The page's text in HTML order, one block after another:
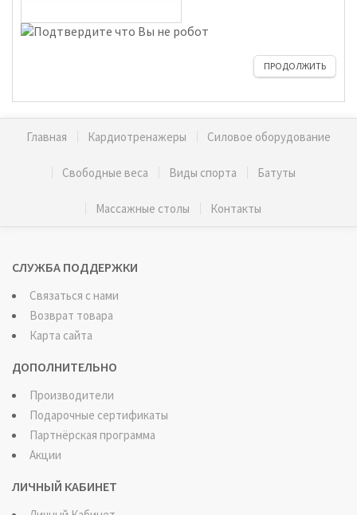
ПРОДОЛЖИТЬ
Главная Кардиотренажеры Силовое оборудование
Свободные веса Виды спорта Батуты
Массажные столы Контакты
СЛУЖБА ПОДДЕРЖКИ
Связаться с нами
Возврат товара
Карта сайта
ДОПОЛНИТЕЛЬНО
Производители
Подарочные сертификаты
Партнёрская программа
Акции
ЛИЧНЫЙ КАБИНЕТ